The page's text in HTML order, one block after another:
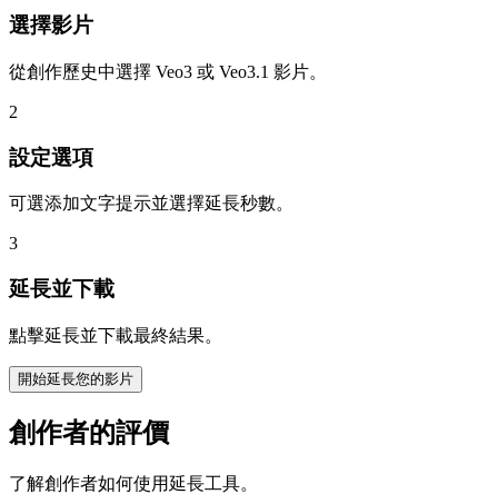
選擇影片
從創作歷史中選擇 Veo3 或 Veo3.1 影片。
2
設定選項
可選添加文字提示並選擇延長秒數。
3
延長並下載
點擊延長並下載最終結果。
開始延長您的影片
創作者的評價
了解創作者如何使用延長工具。